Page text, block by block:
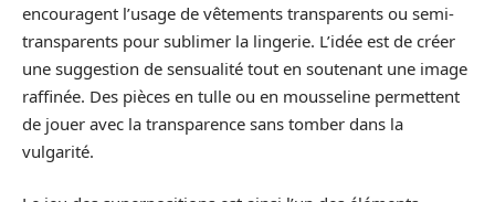
encouragent l’usage de vêtements transparents ou semi-
transparents pour sublimer la lingerie. L’idée est de créer
une suggestion de sensualité tout en soutenant une image
raffinée. Des pièces en tulle ou en mousseline permettent
de jouer avec la transparence sans tomber dans la
vulgarité.